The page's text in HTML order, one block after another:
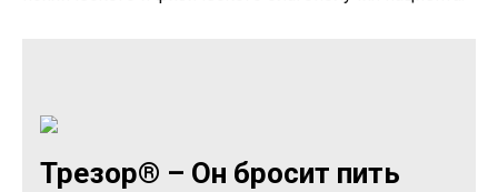
Трезор® – Он бросит пить